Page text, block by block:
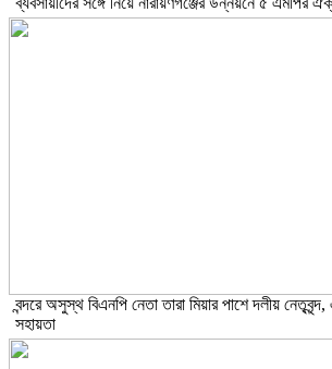
বন্দরে অসুস্থ বিএনপি নেতা তারা মিয়ার পাশে দলীয়
সহায়তা